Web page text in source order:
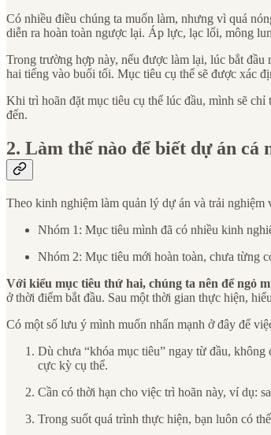
Có nhiều điều chúng ta muốn làm, nhưng vì quá
diễn ra hoàn toàn ngược lại. Áp lực, lạc lối, mông
Trong trường hợp này, nếu được làm lại, lúc bắt
hai tiếng vào buổi tối. Mục tiêu cụ thể sẽ được xác
Khi trì hoãn đặt mục tiêu cụ thể lúc đầu, mình sẽ
đến.
2. Làm thế nào để biết dự án cá
Theo kinh nghiệm làm quản lý dự án và trải nghiệm
Nhóm 1: Mục tiêu mình đã có nhiều kinh
Nhóm 2: Mục tiêu mới hoàn toàn, chưa từng
Với kiểu mục tiêu thứ hai, chúng ta nên để ngỏ
ở thời điểm bắt đầu. Sau một thời gian thực hiện,
Có một số lưu ý mình muốn nhấn mạnh ở đây để
Dù chưa “khóa mục tiêu” ngay từ đầu,
cực kỳ cụ thể.
Cần có thời hạn cho việc trì hoãn này, ví dụ:
Trong suốt quá trình thực hiện, bạn luôn có